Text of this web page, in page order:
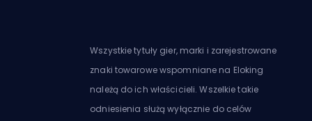
Wszystkie tytuły gier, marki i zarejestrowane
znaki towarowe wspomniane na Eloking
należą do ich właścicieli. Wszelkie takie
odniesienia służą wyłącznie do celów